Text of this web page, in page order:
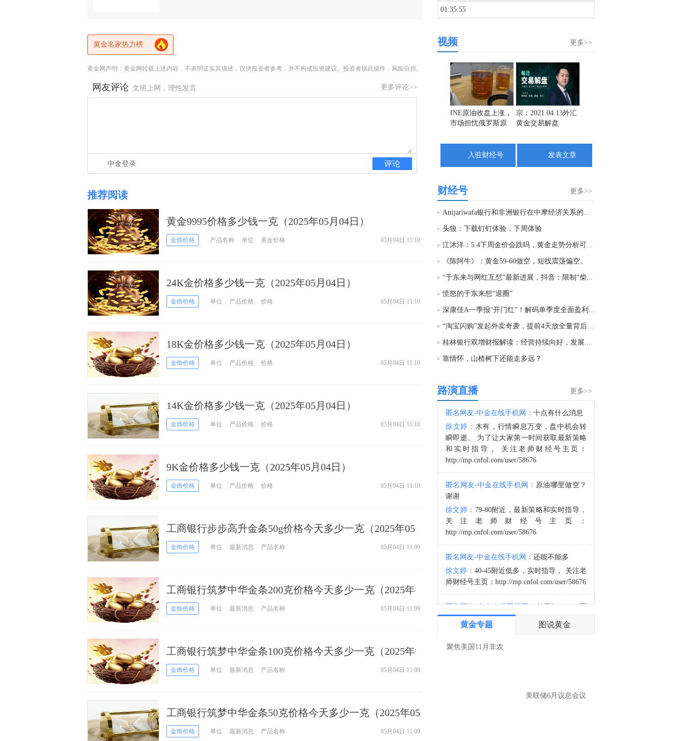
黄金名家热力榜
黄金网声明：黄金网转载上述内容，不表明证实其描述，仅供投资者参考，并不构成投资建议。投资者据此操作，风险自担。
更多评论>>
网友评论 文明上网，理性发言
评论
中金登录
推荐阅读
黄金9995价格多少钱一克（2025年05月04日）
金饰价格 产品名称 单位 黄金价格 05月04日 11:10
24K金价格多少钱一克（2025年05月04日）
金饰价格 单位 产品价格 价格 05月04日 11:10
18K金价格多少钱一克（2025年05月04日）
金饰价格 单位 产品价格 价格 05月04日 11:10
14K金价格多少钱一克（2025年05月04日）
金饰价格 单位 产品价格 价格 05月04日 11:10
9K金价格多少钱一克（2025年05月04日）
金饰价格 单位 产品价格 价格 05月04日 11:10
工商银行步步高升金条50g价格今天多少一克（2025年05
月04日）
金饰价格 单位 最新消息 产品名称 05月04日 11:09
工商银行筑梦中华金条200克价格今天多少一克（2025年
05月04日）
金饰价格 单位 最新消息 产品名称 05月04日 11:09
工商银行筑梦中华金条100克价格今天多少一克（2025年
05月04日）
金饰价格 单位 最新消息 产品名称 05月04日 11:09
工商银行筑梦中华金条50克价格今天多少一克（2025年05
月04日）
金饰价格 单位 最新消息 产品名称 05月04日 11:09
01:35:55
01:31:08
01:30:48
01:23:29
金十数据8月8日讯，当地时间8月7日，美国总统特朗普在社交平台“真实社交”发文称，将立即就联邦上诉法院阻止白宫宴会厅项目的裁决向美国最高法院提出上诉，并称该裁决“出于政治动机且违法”。特朗普援引联邦上诉法院法官内奥米·拉奥的反对意见称，原告美国国家历史保护信托基金会不具备阻止白宫施工的诉讼资格，地区法院无权介入该项目，且政府在国家安全方面的利益应得到优先考虑。特朗普称，该项目不仅包括宴会厅，还包括防空洞、医院及医疗设施、机密军事设施、防导弹钢结构、防无人机屋顶、军用通风系统以及防弹、防爆玻璃等，属于一个整体性的国家安全和军事设施项目。（央视新闻）
01:03:40
胡塞武装声明：武装部队坚定地以升级回应升级，并确认将对沙特为继续实施封锁而调集的任何兵力或力量发动猛烈打击。
01:03:10
胡塞武装声明：也门武装部队对沙特集结力量，以及其位于萨赫恩·金恩（Saḥn al-Jinn）营地内的相关弹药库、车辆和军事装备发动了打击。
更多>>
视频
INE原油收盘上涨，
市场担忧俄罗斯原
宗：2021.04.13外汇
黄金交易解盘
入驻财经号 发表文章
更多>>
财经号
Attijariwafa银行和非洲银行在中摩经济关系的作用
头狼：下载钉钉体验，下周体验
江沐洋：5.4下周金价会跌吗，黄金走势分析可以抄底买涨吗
《陈阿牛》：黄金59-60做空，短线震荡偏空。
“于东来与网红互怼”最新进展，抖音：限制“柴怼怼”账号投...
愤怒的于东来想“退圈”
深康佳A一季报“开门红”！解码单季度全面盈利背后的双核引...
“淘宝闪购”发起外卖奇袭，提前4天放全量背后的“潜力与野...
桂林银行双增财报解读：经营持续向好，发展韧性十足
靠情怀，山楂树下还能走多远？
更多>>
路演直播
匿名网友-中金在线手机网： 十点有什么消息
徐文婷： 木有，行情瞬息万变，盘中机会转
瞬即逝。 为了让大家第一时间获取最新策略
和实时指导， 关注老师财经号主页：
http://mp.cnfol.com/user/58676
匿名网友-中金在线手机网： 原油哪里做空？
谢谢
徐文婷： 79-80附近，最新策略和实时指导，
关注老师财经号主页：
http://mp.cnfol.com/user/58676
匿名网友-中金在线手机网： 还能不能多
徐文婷： 40-45附近低多，实时指导， 关注老
师财经号主页：http://mp.cnfol.com/user/58676
匿名网友-中金在线手机网：老师好，4345可
以多吗？
让大家第一时间获取最新策略和实时指
匿名网友-中金在线手机网：
黄金多，看到什
黄金专题 图说黄金
聚焦美国11月非农
美联储6月议息会议